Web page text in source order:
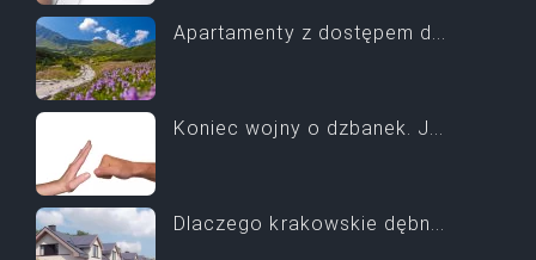
Apartamenty z dostępem d...
Koniec wojny o dzbanek. J...
Dlaczego krakowskie dębn...